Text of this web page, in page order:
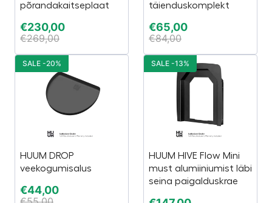
põrandakaitseplaat
€230,00
€269,00
täienduskomplekt
€65,00
€84,00
HUUM DROP
veekogumisalus
€44,00
SALE -20%
HUUM HIVE Flow Mini
must alumiiniumist läbi
seina paigalduskrae
SALE -13%